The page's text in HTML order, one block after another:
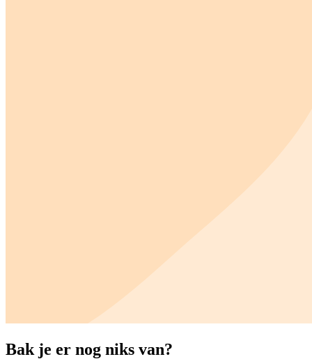
Bak je er nog niks van?